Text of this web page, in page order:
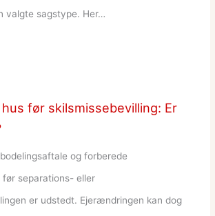
valgte sagstype. Her…
før skilsmissebevilling: Er
og forberede
før separations- eller
er udstedt. Ejerændringen kan dog